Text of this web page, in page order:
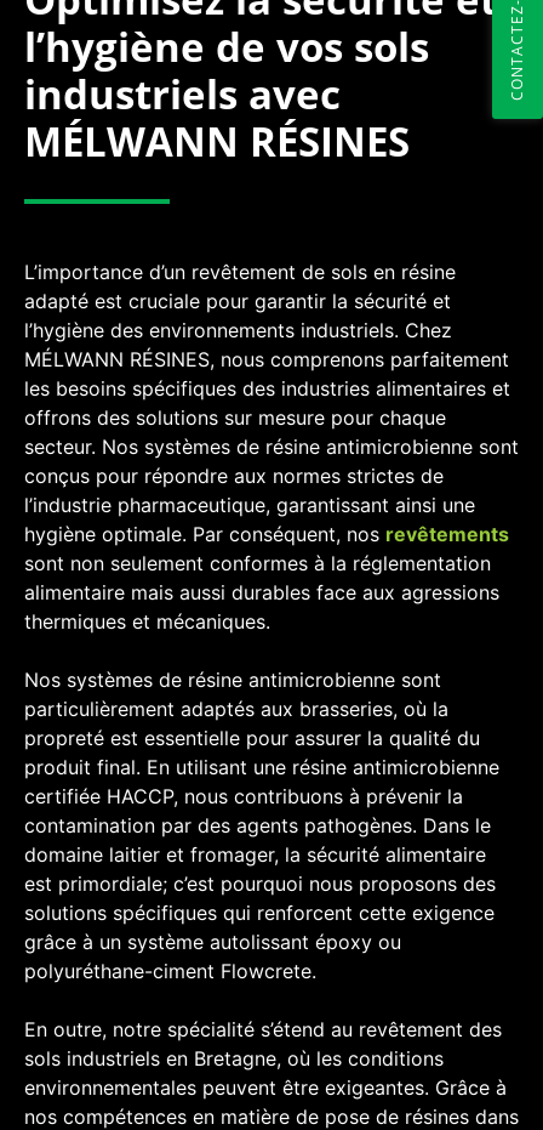
l’hygiène de vos sols
industriels avec
MÉLWANN RÉSINES
L’importance d’un revêtement de sols en résine
adapté est cruciale pour garantir la sécurité et
l’hygiène des environnements industriels. Chez
MÉLWANN RÉSINES, nous comprenons parfaitement
les besoins spécifiques des industries alimentaires et
offrons des solutions sur mesure pour chaque
secteur. Nos systèmes de résine antimicrobienne sont
conçus pour répondre aux normes strictes de
l’industrie pharmaceutique, garantissant ainsi une
hygiène optimale. Par conséquent, nos revêtements
sont non seulement conformes à la réglementation
alimentaire mais aussi durables face aux agressions
thermiques et mécaniques.
Nos systèmes de résine antimicrobienne sont
particulièrement adaptés aux brasseries, où la
propreté est essentielle pour assurer la qualité du
produit final. En utilisant une résine antimicrobienne
certifiée HACCP, nous contribuons à prévenir la
contamination par des agents pathogènes. Dans le
domaine laitier et fromager, la sécurité alimentaire
est primordiale; c’est pourquoi nous proposons des
solutions spécifiques qui renforcent cette exigence
grâce à un système autolissant époxy ou
polyuréthane-ciment Flowcrete.
En outre, notre spécialité s’étend au revêtement des
sols industriels en Bretagne, où les conditions
environnementales peuvent être exigeantes. Grâce à
nos compétences en matière de pose de résines dans